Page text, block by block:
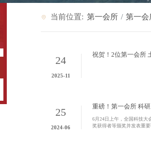
当前位置: 第一会所 第一会
24
2025-11
祝贺！2位第一会所
25
2024-06
重磅！第一会所 科
6月24日上午，全国科技大
奖获得者等颁奖并发表重